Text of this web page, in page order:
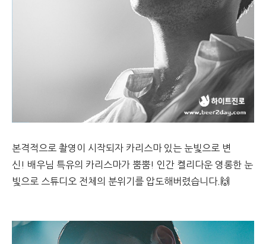
본격적으로 촬영이 시작되자 카리스마 있는 눈빛으로 변
신! 배우님 특유의 카리스마가 뿜뿜! 인간 켈리다운 영롱한 눈
빛으로 스튜디오 전체의 분위기를 압도해버렸습니다.🙌